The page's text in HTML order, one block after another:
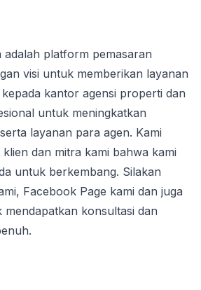
platform pemasaran
visi untuk memberikan layanan
kantor agensi properti dan
untuk meningkatkan
layanan para agen. Kami
dan mitra kami bahwa kami
untuk berkembang. Silakan
Facebook Page kami dan juga
konsultasi dan